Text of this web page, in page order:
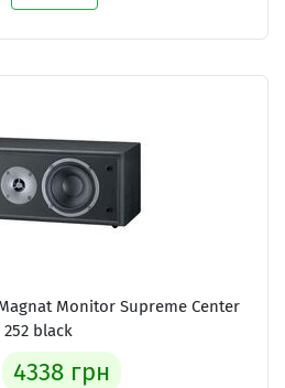
Monitor Supreme Center
252 black
4338 грн